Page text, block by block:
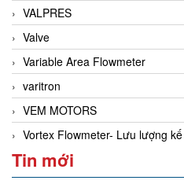
VALPRES
Valve
Variable Area Flowmeter
varitron
VEM MOTORS
Vortex Flowmeter- Lưu lượng
Tin mới